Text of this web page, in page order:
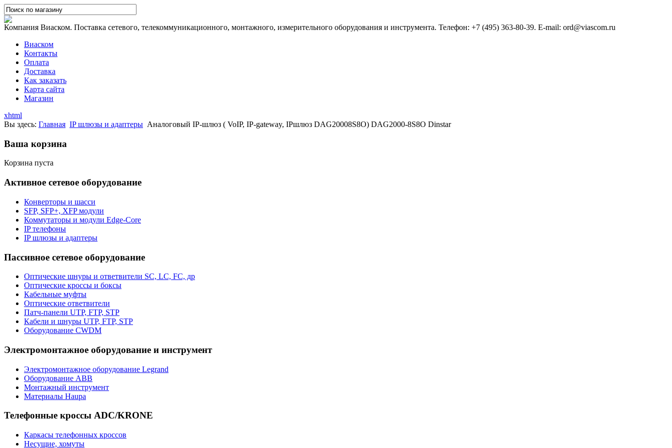
Компания Виаском. Поставка сетевого, телекоммуникационного, монтажного, измерительного оборудования и инструмента. Телефон: +7 (495) 363-80-39. E-mail: ord@viascom.ru
Виаском
Контакты
Оплата
Доставка
Как заказать
Карта сайта
Магазин
xhtml
Вы здесь: Главная IP шлюзы и адаптеры Аналоговый IP-шлюз ( VoIP, IP-gateway, IPшлюз DAG20008S8O) DAG2000-8S8O Dinstar
Ваша корзина
Корзина пуста
Активное сетевое оборудование
Конверторы и шасси
SFP, SFP+, XFP модули
Коммутаторы и модули Edge-Core
IP телефоны
IP шлюзы и адаптеры
Пассивное сетевое оборудование
Оптические шнуры и ответвители SC, LC, FC, др
Оптические кроссы и боксы
Кабельные муфты
Оптические ответвители
Патч-панели UTP, FTP, STP
Кабели и шнуры UTP, FTP, STP
Оборудование CWDM
Электромонтажное оборудование и инструмент
Электромонтажное оборудование Legrand
Оборудование ABB
Монтажный инструмент
Материалы Haupa
Телефонные кроссы ADC/KRONE
Каркасы телефонных кроссов
Несущие, хомуты